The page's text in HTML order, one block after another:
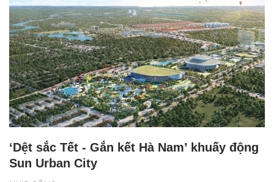
‘Dệt sắc Tết - Gắn kết Hà Nam’ khuấy động
Sun Urban City